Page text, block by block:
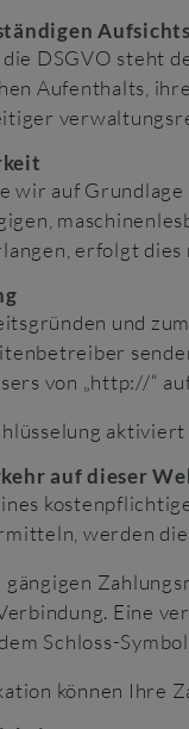
DSGVO steht
Aufenthalts,
wir auf
erfolgt dies
und
von „http://“
auf dieser
werden
Eine
Schloss-
können Ihre